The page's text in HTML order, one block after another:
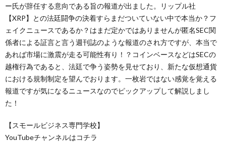
ー氏が辞任する意向である旨の報道が出ました。リップル社
【XRP】との法廷闘争の決着すらまだついていない中で本当か？フ
ェイクニュースであるか？はまだ定かではありませんが匿名SEC関
係者による証言と言う週刊誌のような報道のされ方ですが、本当で
あれば市場に激震が走る可能性有り！？コインベースなどはSECの
越権行為であると、法廷で争う姿勢を見せており、新たな仮想通貨
における規制制定を望んでおります。一枚岩ではない感覚を覚える
報道ですが気になるニュースなのでピックアップして解説しまし
た！
【スモールビジネス専門学校】
YouTubeチャンネルはコチラ